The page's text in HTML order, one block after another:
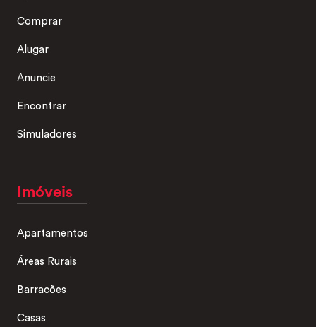
Comprar
Alugar
Anuncie
Encontrar
Simuladores
Imóveis
Apartamentos
Áreas Rurais
Barracões
Casas